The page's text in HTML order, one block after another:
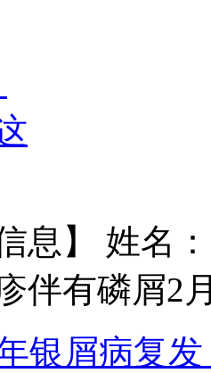
毕业
医学
息】 姓名
伴有磷屑2
银屑病复